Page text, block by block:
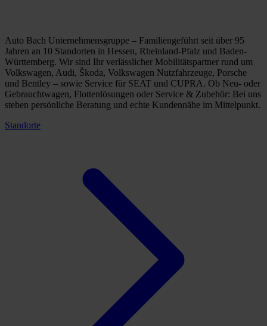
Auto Bach Unternehmensgruppe – Familiengeführt seit über 95
Jahren an 10 Standorten in Hessen, Rheinland-Pfalz und Baden-
Württemberg. Wir sind Ihr verlässlicher Mobilitätspartner rund um
Volkswagen, Audi, Škoda, Volkswagen Nutzfahrzeuge, Porsche
und Bentley – sowie Service für SEAT und CUPRA. Ob Neu- oder
Gebrauchtwagen, Flottenlösungen oder Service & Zubehör: Bei uns
stehen persönliche Beratung und echte Kundennähe im Mittelpunkt.
Standorte